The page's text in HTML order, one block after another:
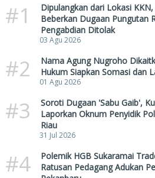
#1
Dipulangkan dari Lokasi
Beberkan Dugaan Pungutan
Pengabdian Ditolak
03 Agu 2026
#2
Nama Agung Nugroho
Hukum Siapkan Somasi dan
01 Agu 2026
#3
Soroti Dugaan 'Sabu Gaib',
Laporkan Oknum Penyidik
Riau
31 Jul 2026
#4
Polemik HGB Sukaramai
Ratusan Pedagang Adukan